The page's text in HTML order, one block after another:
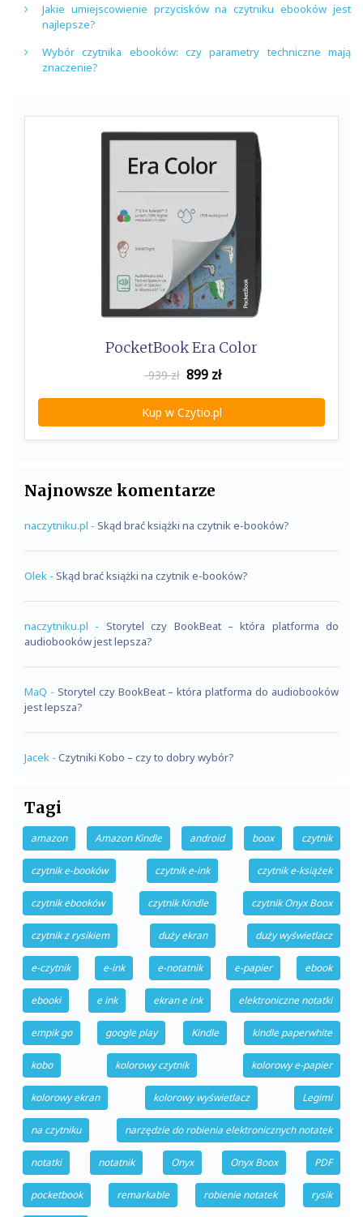
Jakie umiejscowienie przycisków na czytniku ebooków jest
najlepsze?
Wybór czytnika ebooków: czy parametry techniczne mają
znaczenie?
PocketBook Era Color
939 zł 899 zł
Kup w Czytio.pl
Najnowsze komentarze
naczytniku.pl - Skąd brać książki na czytnik e-booków?
Olek - Skąd brać książki na czytnik e-booków?
naczytniku.pl - Storytel czy BookBeat – która platforma do
audiobooków jest lepsza?
MaQ - Storytel czy BookBeat – która platforma do audiobooków
jest lepsza?
Jacek - Czytniki Kobo – czy to dobry wybór?
Tagi
amazon Amazon Kindle android boox czytnik
czytnik e-booków czytnik e-ink czytnik e-książek
czytnik ebooków czytnik Kindle czytnik Onyx Boox
czytnik z rysikiem duży ekran duży wyświetlacz
e-czytnik e-ink e-notatnik e-papier ebook
ebooki e ink ekran e ink elektroniczne notatki
empik go google play Kindle kindle paperwhite
kobo kolorowy czytnik kolorowy e-papier
kolorowy ekran kolorowy wyświetlacz Legimi
na czytniku narzędzie do robienia elektronicznych notatek
notatki notatnik Onyx Onyx Boox PDF
pocketbook remarkable robienie notatek rysik